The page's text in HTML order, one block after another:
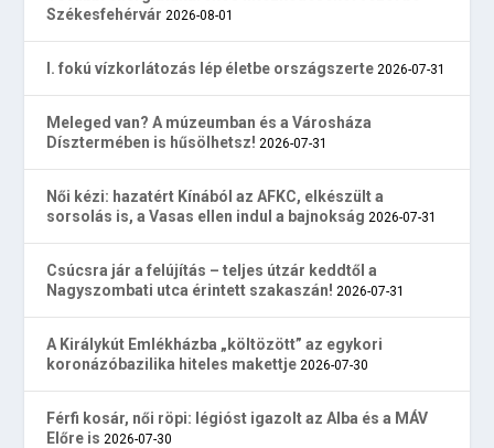
Székesfehérvár 2026-08-01
I. fokú vízkorlátozás lép életbe országszerte 2026-07-31
Meleged van? A múzeumban és a Városháza
Dísztermében is hűsölhetsz! 2026-07-31
Női kézi: hazatért Kínából az AFKC, elkészült a
sorsolás is, a Vasas ellen indul a bajnokság 2026-07-31
Csúcsra jár a felújítás – teljes útzár keddtől a
Nagyszombati utca érintett szakaszán! 2026-07-31
A Királykút Emlékházba „költözött” az egykori
koronázóbazilika hiteles makettje 2026-07-30
Férfi kosár, női röpi: légióst igazolt az Alba és a MÁV
Előre is 2026-07-30